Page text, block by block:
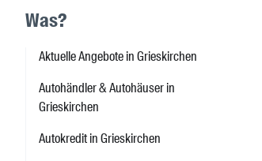
Was?
Aktuelle Angebote in Grieskirchen
Autohändler & Autohäuser in
Grieskirchen
Autokredit in Grieskirchen